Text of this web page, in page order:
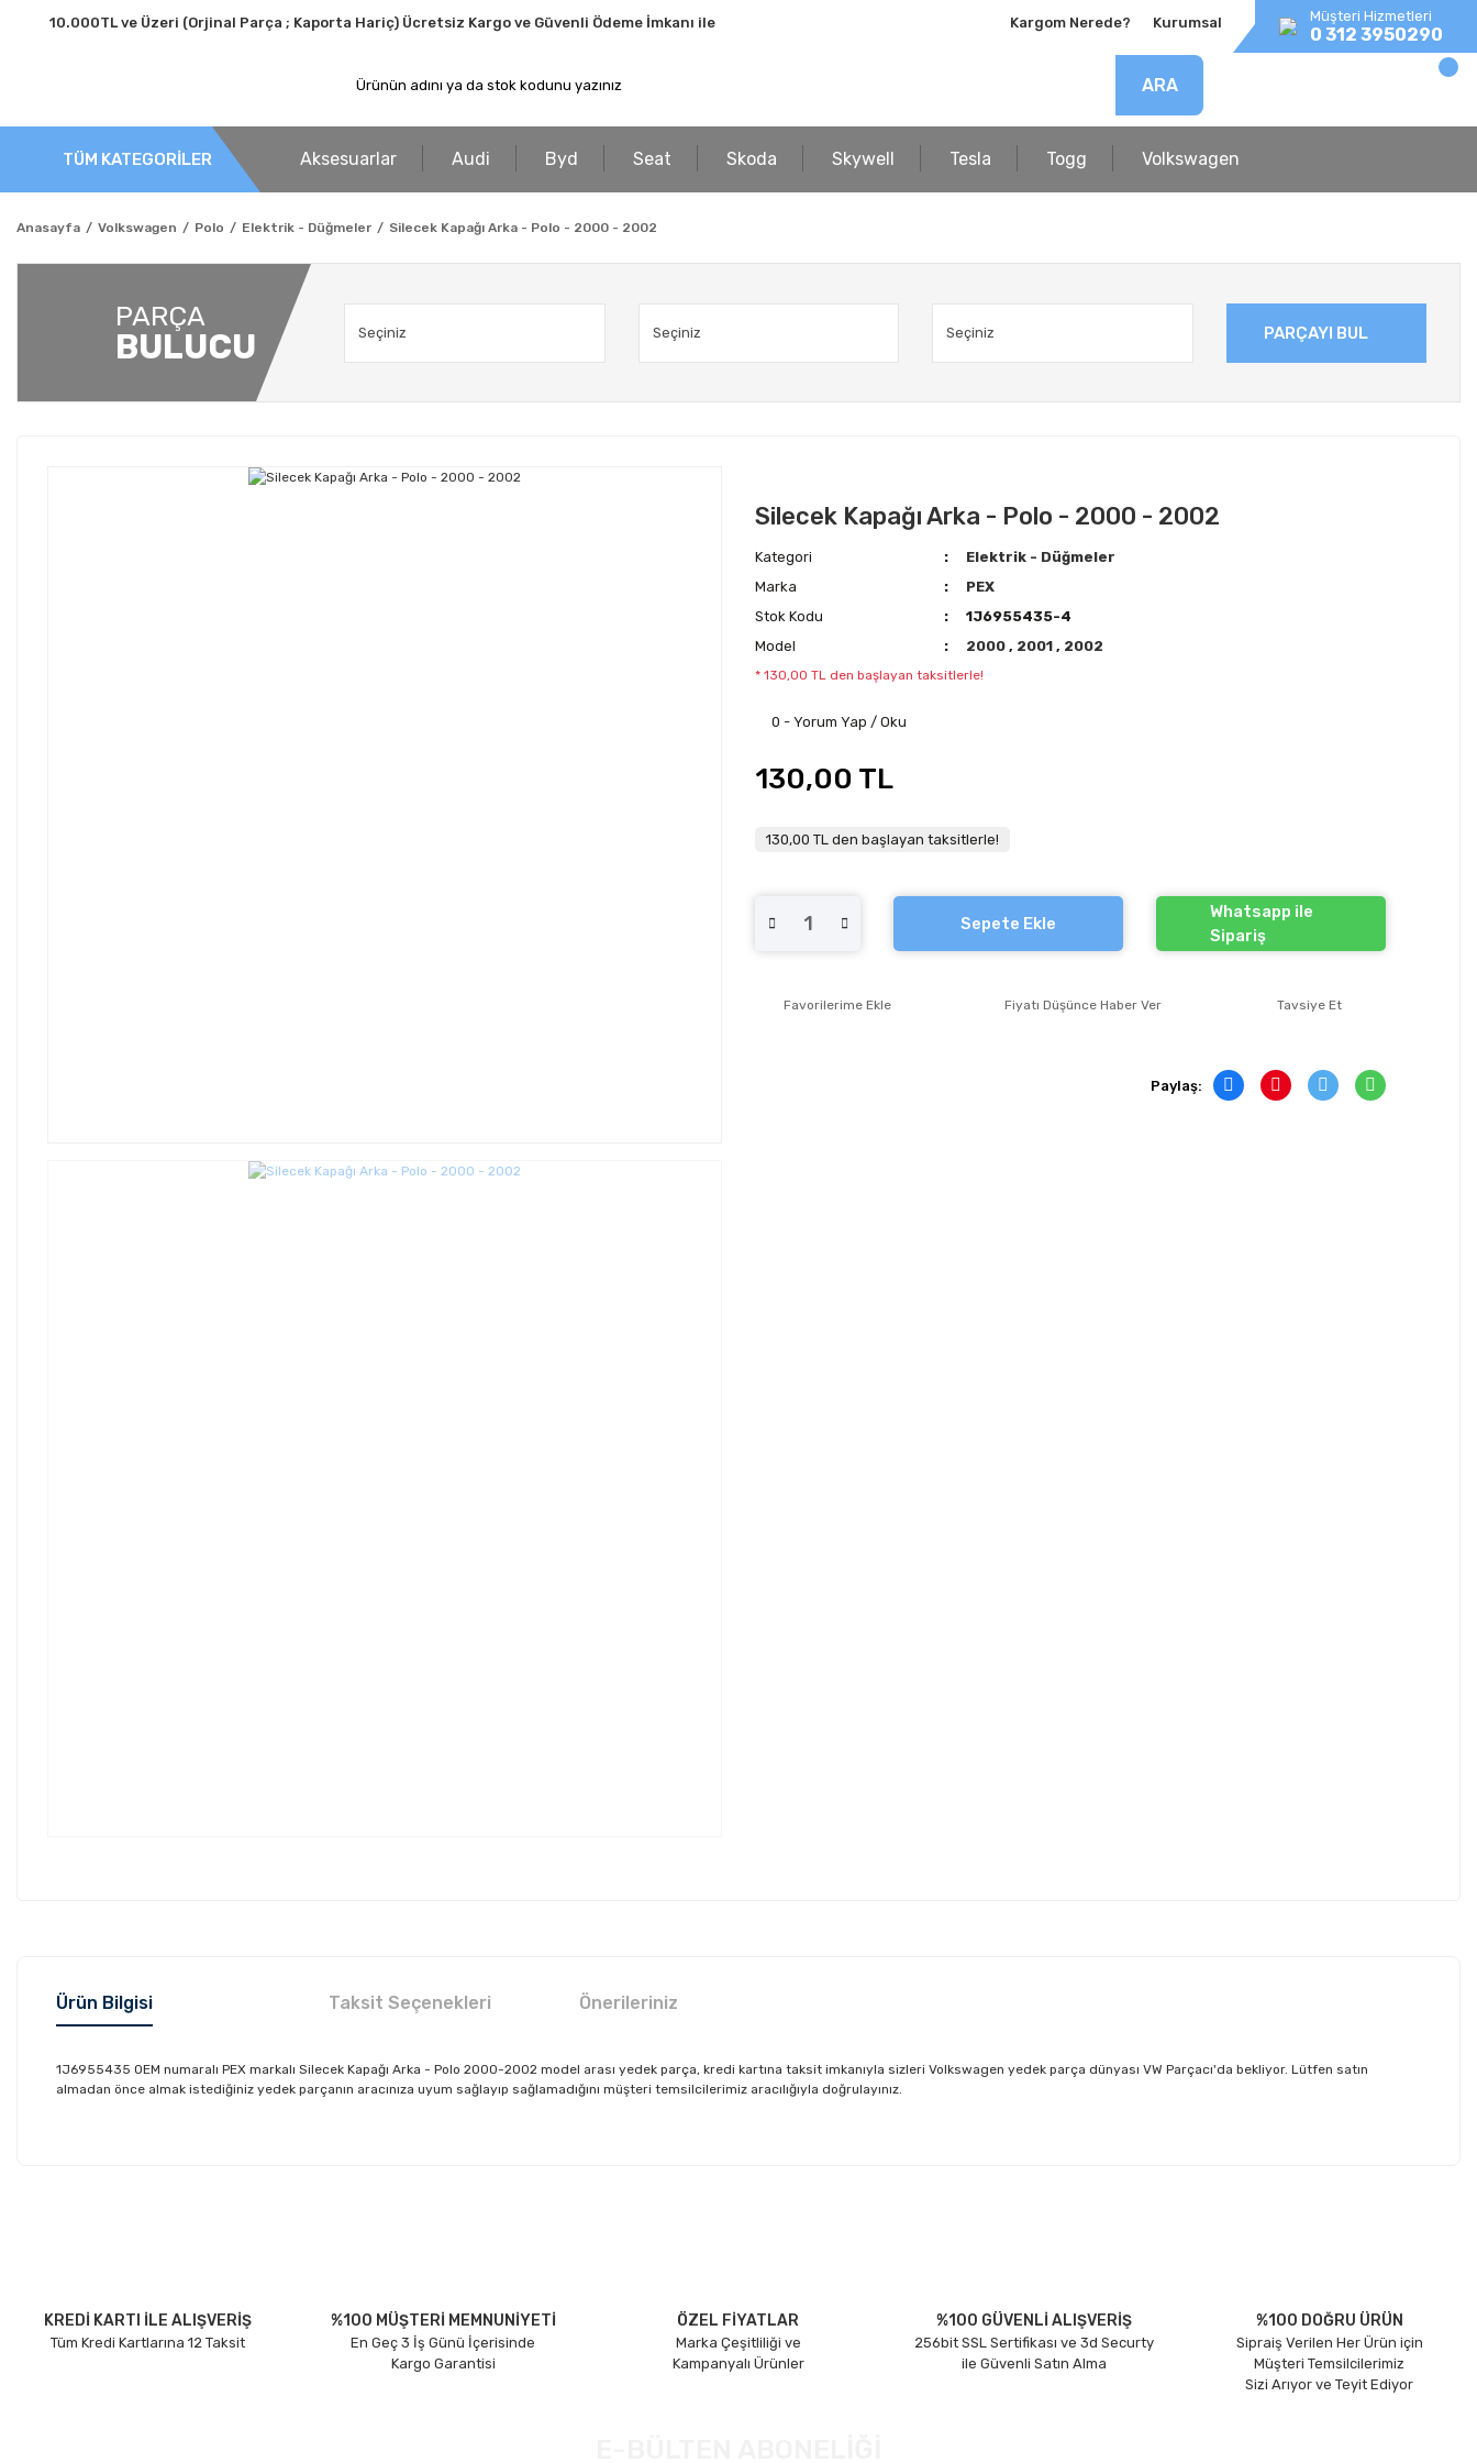
10.000TL ve Üzeri (Orjinal Parça ; Kaporta Hariç) Ücretsiz Kargo ve Güvenli Ödeme İmkanı ile Kargom Nerede? Kurumsal Müşteri Hizmetleri
0 312 3950290
ARA
TÜM KATEGORİLER Aksesuarlar Audi Byd Seat Skoda Skywell Tesla Togg Volkswagen
Anasayfa Volkswagen Polo Elektrik - Düğmeler Silecek Kapağı Arka - Polo - 2000 - 2002
PARÇA
BULUCU PARÇAYI BUL
Silecek Kapağı Arka - Polo - 2000 - 2002
Kategori
Elektrik - Düğmeler
Marka
PEX
Stok Kodu
1J6955435-4
Model
2000, 2001, 2002
* 130,00 TL den başlayan taksitlerle!
0 - Yorum Yap / Oku
130,00 TL
130,00 TL den başlayan taksitlerle!
Sepete Ekle
Whatsapp ile
Sipariş
Fiyatı Düşünce Haber Ver Tavsiye Et
Paylaş:
Ürün Bilgisi Taksit Seçenekleri Önerileriniz
1J6955435 OEM numaralı PEX markalı Silecek Kapağı Arka - Polo 2000-2002 model arası yedek parça, kredi kartına taksit imkanıyla sizleri Volkswagen yedek parça dünyası VW Parçacı'da bekliyor. Lütfen satın
almadan önce almak istediğiniz yedek parçanın aracınıza uyum sağlayıp sağlamadığını müşteri temsilcilerimiz aracılığıyla doğrulayınız.
Ürün bilgilerinde hatalar bulunuyor.
Ürün fiyatı diğer sitelerden daha pahalı.
KREDİ KARTI İLE ALIŞVERİŞ
Tüm Kredi Kartlarına 12 Taksit
%100 MÜŞTERİ MEMNUNİYETİ
En Geç 3 İş Günü İçerisinde
Kargo Garantisi
ÖZEL FİYATLAR
Marka Çeşitliliği ve
Kampanyalı Ürünler
%100 GÜVENLİ ALIŞVERİŞ
256bit SSL Sertifikası ve 3d Securty
ile Güvenli Satın Alma
%100 DOĞRU ÜRÜN
Sipraiş Verilen Her Ürün için
Müşteri Temsilcilerimiz
Sizi Arıyor ve Teyit Ediyor